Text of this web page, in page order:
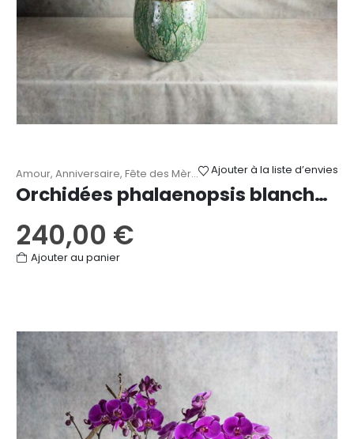
Ajouter à la liste d’envies
Amour, Anniversaire, Fête des Mères ,Mariage, Naissance,
Orchidées phalaenopsis blanches 4 tiges
240,00 €
Ajouter au panier